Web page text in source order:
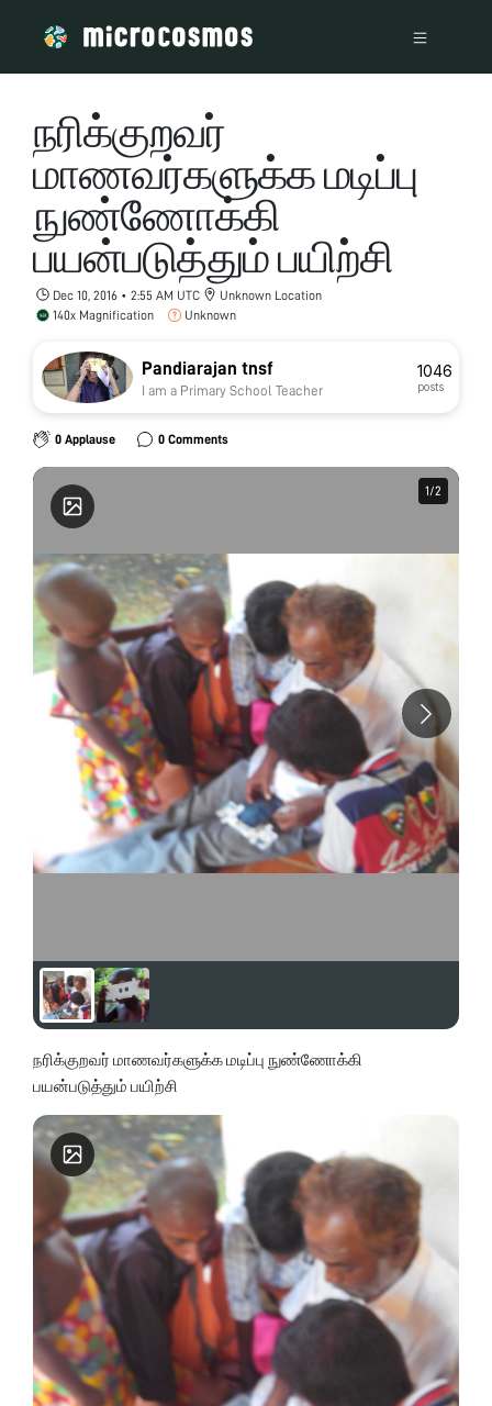
நரிக்குறவர்
மாணவர்களுக்க மடிப்பு
நுண்ணோக்கி
பயன்படுத்தும் பயிற்சி
Dec 10, 2016 • 2:55 AM UTC
Unknown Location
140x Magnification
Unknown
Pandiarajan tnsf
I am a Primary School Teacher
1046
posts
0 Applause 0 Comments
1/2
1/2
நரிக்குறவர் மாணவர்களுக்க மடிப்பு நுண்ணோக்கி
பயன்படுத்தும் பயிற்சி